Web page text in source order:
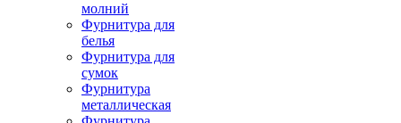
молний
Фурнитура для
белья
Фурнитура для
сумок
Фурнитура
металлическая